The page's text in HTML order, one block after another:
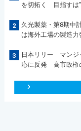
を切拓く 目指すは
2
久光製薬・第8期
は海外工場の製造
3
日本リリー マンジ
応に反発 高市政権